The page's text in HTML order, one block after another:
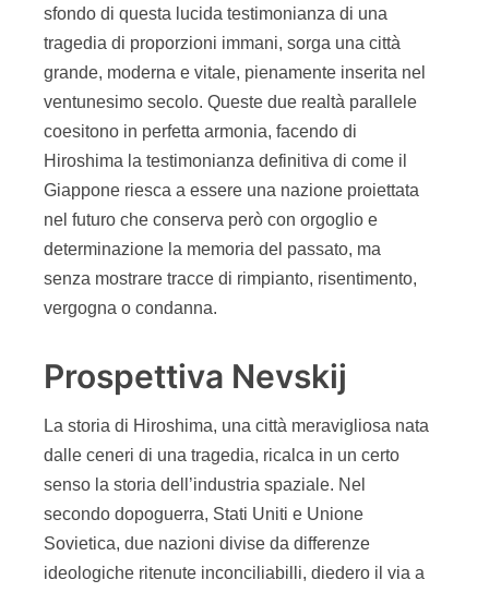
sfondo di questa lucida testimonianza di una
tragedia di proporzioni immani, sorga una città
grande, moderna e vitale, pienamente inserita nel
ventunesimo secolo. Queste due realtà parallele
coesitono in perfetta armonia, facendo di
Hiroshima la testimonianza definitiva di come il
Giappone riesca a essere una nazione proiettata
nel futuro che conserva però con orgoglio e
determinazione la memoria del passato, ma
senza mostrare tracce di rimpianto, risentimento,
vergogna o condanna.
Prospettiva Nevskij
La storia di Hiroshima, una città meravigliosa nata
dalle ceneri di una tragedia, ricalca in un certo
senso la storia dell’industria spaziale. Nel
secondo dopoguerra, Stati Uniti e Unione
Sovietica, due nazioni divise da differenze
ideologiche ritenute inconciliabilli, diedero il via a